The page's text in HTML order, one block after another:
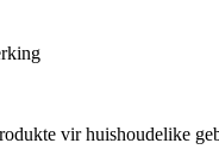
vir huishoudelike